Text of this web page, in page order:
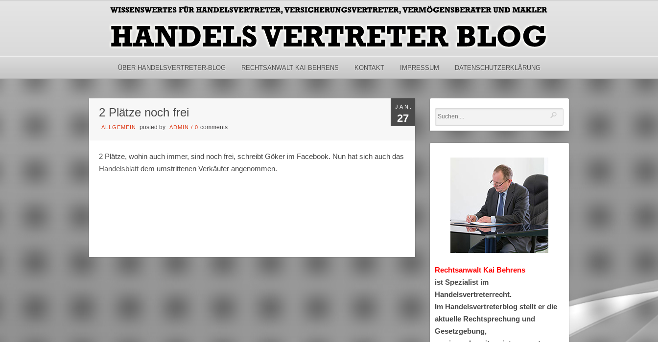
ÜBER HANDELSVERTRETER-BLOG RECHTSANWALT KAI BEHRENS KONTAKT IMPRESSUM DATENSCHUTZERKLÄRUNG
JAN.
27
2 Plätze noch frei
ALLGEMEIN posted by ADMIN /0comments
2 Plätze, wohin auch immer, sind noch frei, schreibt Göker im Facebook. Nun hat sich auch das
Handelsblattdem umstrittenen Verkäufer angenommen.
Rechtsanwalt Kai Behrens
ist Spezialist im
Handelsvertreterrecht.
Im Handelsvertreterblog stellt er die
aktuelle Rechtsprechung und
Gesetzgebung,